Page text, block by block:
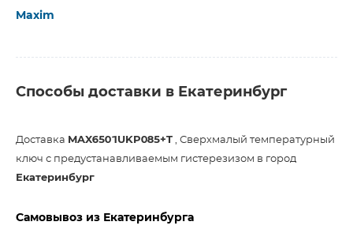
Maxim
Способы доставки в Екатеринбург
Доставка MAX6501UKP085+T , Сверхмалый температурный
ключ с предустанавливаемым гистерезизом в город
Екатеринбург
Самовывоз из Екатеринбурга